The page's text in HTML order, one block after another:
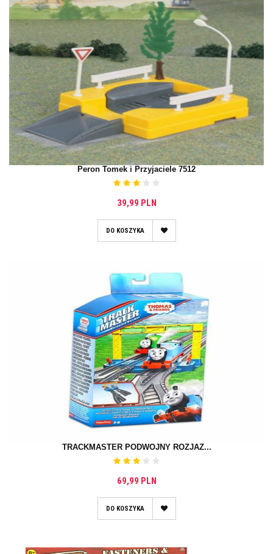
Peron Tomek i Przyjaciele 7512
39,99 PLN
DO KOSZYKA
TRACKMASTER PODWÓJNY ROZJAZ...
69,99 PLN
DO KOSZYKA